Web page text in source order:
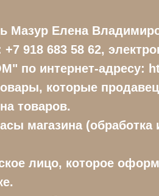
Мазур Елена
918 683 58 62,
по интернет-
которые
товаров.
магазина
лицо, которое